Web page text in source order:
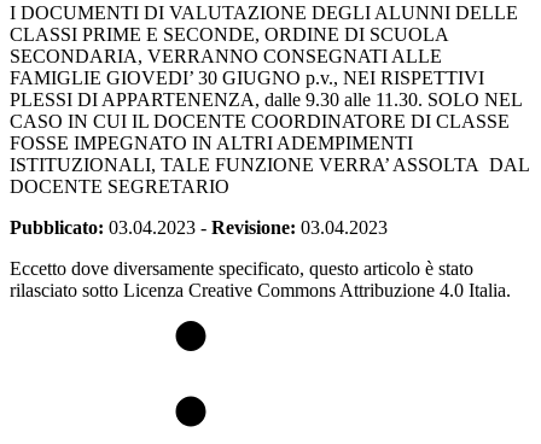
I DOCUMENTI DI VALUTAZIONE DEGLI ALUNNI DELLE
CLASSI PRIME E SECONDE, ORDINE DI SCUOLA
SECONDARIA, VERRANNO CONSEGNATI ALLE
FAMIGLIE GIOVEDI’ 30 GIUGNO p.v., NEI RISPETTIVI
PLESSI DI APPARTENENZA, dalle 9.30 alle 11.30. SOLO NEL
CASO IN CUI IL DOCENTE COORDINATORE DI CLASSE
FOSSE IMPEGNATO IN ALTRI ADEMPIMENTI
ISTITUZIONALI, TALE FUNZIONE VERRA’ ASSOLTA DAL
DOCENTE SEGRETARIO
Pubblicato: 03.04.2023 - Revisione: 03.04.2023
Eccetto dove diversamente specificato, questo articolo è stato
rilasciato sotto Licenza Creative Commons Attribuzione 4.0 Italia.